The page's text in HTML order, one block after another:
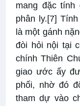
mang đặc tính
phân ly.[7]
là một gánh
đòi hỏi nội tại
chính Thiên
giao ước ấy
phối, nhờ đó
tham dự vào